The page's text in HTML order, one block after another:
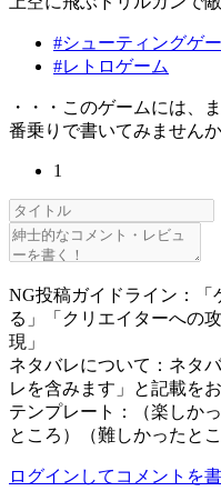
#シューティングゲ
#レトロゲーム
・・・このゲームには、
番乗りで書いてみません
1
NG投稿ガイドライン：「
る」「クリエイターへの
現」
ネタバレについて：ネタ
レを含みます」と記載を
テンプレート：（楽しか
ところ）（難しかったと
ログインしてコメントを書